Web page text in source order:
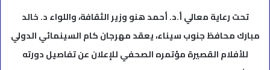
تحت رعاية معالي أ.د. أحمد هنو وزير الثقافة، واللواء د. خالد
مبارك محافظ جنوب سيناء، يعقد مهرجان كام السينمائي الدولي
للأفلام القصيرة مؤتمره الصحفي للإعلان عن تفاصيل دورته